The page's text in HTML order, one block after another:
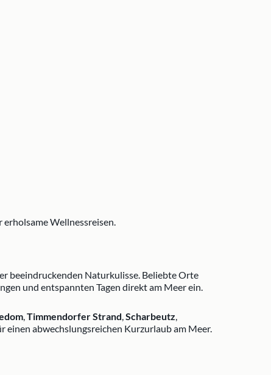
Wellnessreisen.
beeindruckenden Naturkulisse. Beliebte Orte
und entspannten Tagen direkt am Meer ein.
,Timmendorfer Strand,Scharbeutz,
einen abwechslungsreichen Kurzurlaub am Meer.